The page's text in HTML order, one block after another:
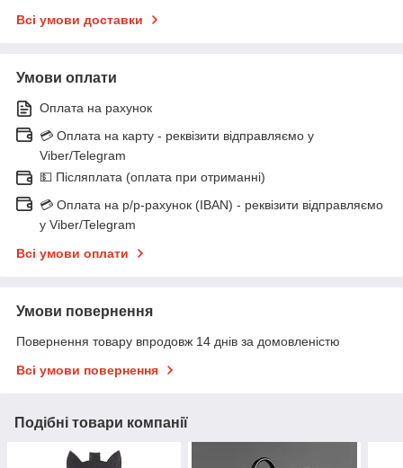
Всі умови доставки
Умови оплати
Оплата на рахунок
💳 Оплата на карту - реквізити відправляємо у
Viber/Telegram
💵 Післяплата (оплата при отриманні)
💳 Оплата на р/р-рахунок (IBAN) - реквізити відправляємо
у Viber/Telegram
Всі умови оплати
Умови повернення
Повернення товару впродовж 14 днів за домовленістю
Всі умови повернення
Подібні товари компанії